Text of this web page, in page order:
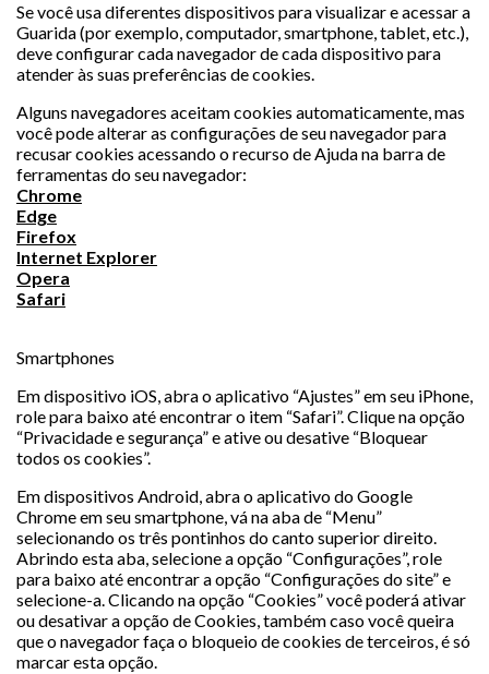
Se você usa diferentes dispositivos para visualizar e acessar a
Guarida (por exemplo, computador, smartphone, tablet, etc.),
deve configurar cada navegador de cada dispositivo para
atender às suas preferências de cookies.
Alguns navegadores aceitam cookies automaticamente, mas
você pode alterar as configurações de seu navegador para
recusar cookies acessando o recurso de Ajuda na barra de
ferramentas do seu navegador:
Chrome
Edge
Firefox
Internet Explorer
Opera
Safari
Smartphones
Em dispositivo iOS, abra o aplicativo “Ajustes” em seu iPhone,
role para baixo até encontrar o item “Safari”. Clique na opção
“Privacidade e segurança” e ative ou desative “Bloquear
todos os cookies”.
Em dispositivos Android, abra o aplicativo do Google
Chrome em seu smartphone, vá na aba de “Menu”
selecionando os três pontinhos do canto superior direito.
Abrindo esta aba, selecione a opção “Configurações”, role
para baixo até encontrar a opção “Configurações do site” e
selecione-a. Clicando na opção “Cookies” você poderá ativar
ou desativar a opção de Cookies, também caso você queira
que o navegador faça o bloqueio de cookies de terceiros, é só
marcar esta opção.